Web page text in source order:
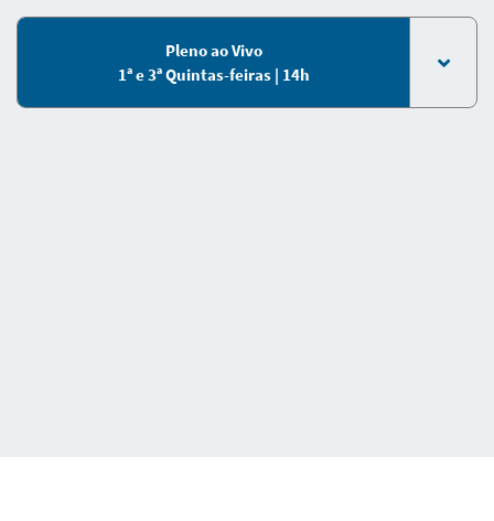
Pleno ao Vivo
1ª e 3ª Quintas-feiras | 14h